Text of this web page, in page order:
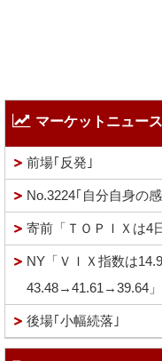
マーケットニュース
前場｢反発｣
No.3224｢自分自身の
寄前「ＴＯＰＩＸは4
NY「ＶＩＸ指数は
43.48→41.61→39.64」
後場｢小幅続落｣